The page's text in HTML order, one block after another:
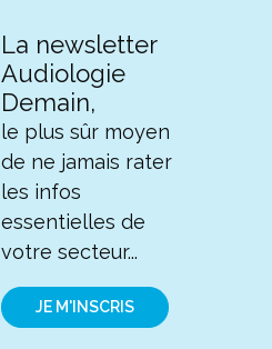
La newsletter
Audiologie
Demain,
le plus sûr moyen
de ne jamais rater
les infos
essentielles de
votre secteur...
JE M'INSCRIS